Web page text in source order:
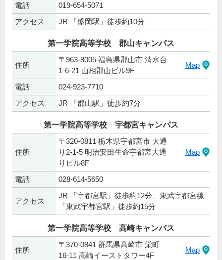
電話
019-654-5071
アクセス
JR 「盛岡駅」徒歩約10分
第一学院高等学校 郡山キャンパス
住所
〒963-8005 福島県郡山市 清水台
1-6-21 山相郡山ビル9F
Map
電話
024-923-7710
アクセス
JR 「郡山駅」徒歩約7分
第一学院高等学校 宇都宮キャンパス
住所
〒320-0811 栃木県宇都宮市 大通
り2-1-5 明治安田生命宇都宮大通
りビル8F
Map
電話 028-614-5650
アクセス
JR 「宇都宮駅」徒歩約12分、東武宇都宮線
「東武宇都宮駅」徒歩約15分
第一学院高等学校 高崎キャンパス
住所
〒370-0841 群馬県高崎市 栄町
16-11 高崎イーストタワー4F
Map